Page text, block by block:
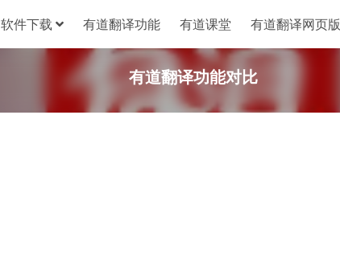
软件下载 有道翻译功能 有道课堂 有道翻译网页版
有道翻译功能对比